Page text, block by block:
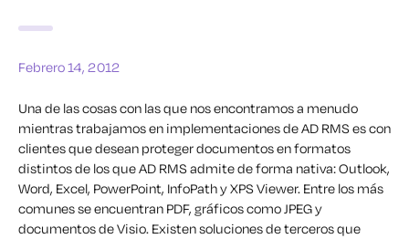
Febrero 14, 2012
Una de las cosas con las que nos encontramos a menudo
mientras trabajamos en implementaciones de AD RMS es con
clientes que desean proteger documentos en formatos
distintos de los que AD RMS admite de forma nativa: Outlook,
Word, Excel, PowerPoint, InfoPath y XPS Viewer. Entre los más
comunes se encuentran PDF, gráficos como JPEG y
documentos de Visio. Existen soluciones de terceros que